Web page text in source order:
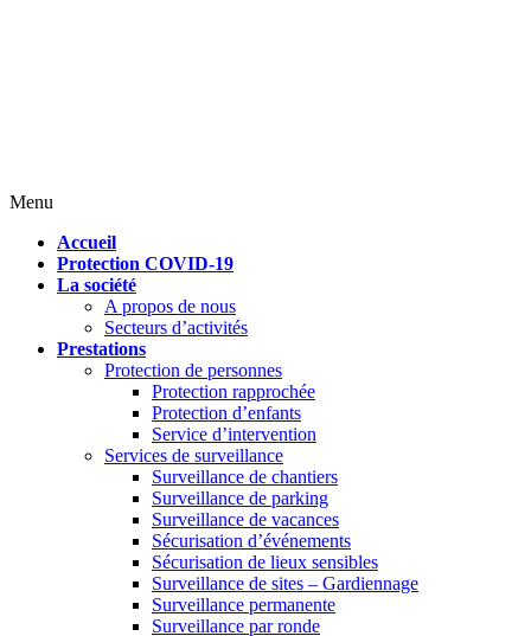
Menu
Accueil
Protection COVID-19
La société
A propos de nous
Secteurs d’activités
Prestations
Protection de personnes
Protection rapprochée
Protection d’enfants
Service d’intervention
Services de surveillance
Surveillance de chantiers
Surveillance de parking
Surveillance de vacances
Sécurisation d’événements
Sécurisation de lieux sensibles
Surveillance de sites – Gardiennage
Surveillance permanente
Surveillance par ronde